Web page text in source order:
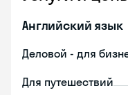
Английский язык
Деловой - для
Для путешествий